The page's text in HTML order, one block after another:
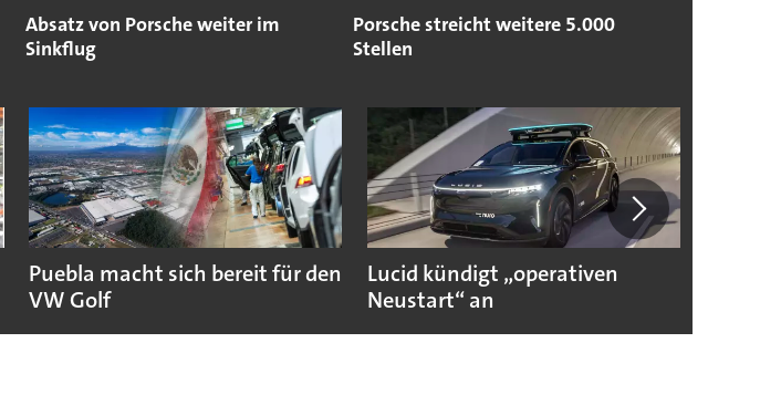
Absatz von Porsche weiter im
Sinkflug
Porsche streicht weitere 5.000
Stellen
Puebla macht sich bereit für den
VW Golf
Lucid kündigt „operativen
Neustart“ an